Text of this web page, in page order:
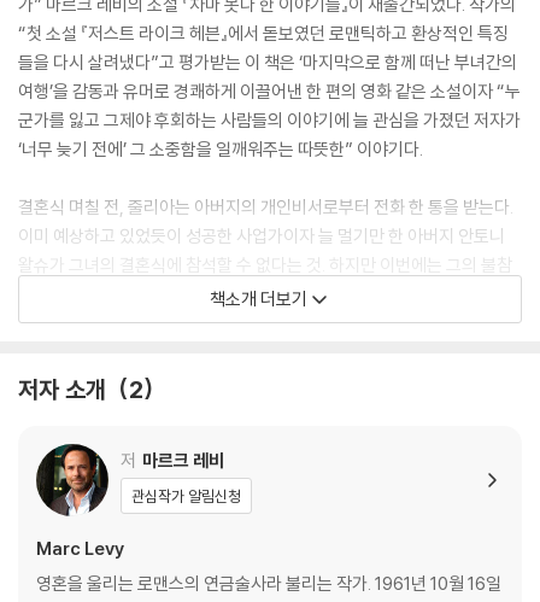
“첫 소설 『저스트 라이크 헤븐』에서 돋보였던 로맨틱하고 환상적인 특징
들을 다시 살려냈다”고 평가받는 이 책은 ‘마지막으로 함께 떠난 부녀간의
여행’을 감동과 유머로 경쾌하게 이끌어낸 한 편의 영화 같은 소설이자 “누
군가를 잃고 그제야 후회하는 사람들의 이야기에 늘 관심을 가졌던 저자가
‘너무 늦기 전에’ 그 소중함을 일깨워주는 따뜻한” 이야기다.
결혼식 며칠 전, 줄리아는 아버지의 개인비서로부터 전화 한 통을 받는다.
이미 예상하고 있었듯이 성공한 사업가이자 늘 멀기만 한 아버지 안토니
왈슈가 그녀의 결혼식에 참석할 수 없다는 것. 하지만 이번에는 그의 불참
을 나무랄 수가 없다. 아버지 안토니 왈슈가 죽었다는 소식이었으므로. 그
런데 장례식 다음 날 줄리아는 뜻밖의 놀라운 일을 경험하게 되고, 그녀의
했던 말들을 나눌 수 있는 기회와 함께…….
책소개 더보기
저자 소개 2
저 마르크 레비
관심작가 알림신청
Marc Levy
영혼을 울리는 로맨스의 연금술사라 불리는 작가. 1961년 10월 16일